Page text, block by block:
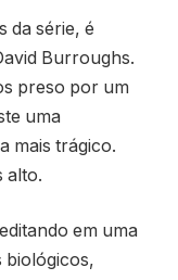
da série, é
Burroughs.
preso por um
uma
mais trágico.
alto.
em uma
biológicos,